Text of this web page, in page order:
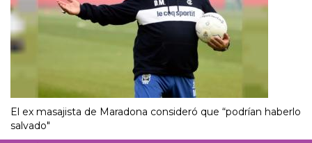
El ex masajista de Maradona consideró que “podrían haberlo
salvado"